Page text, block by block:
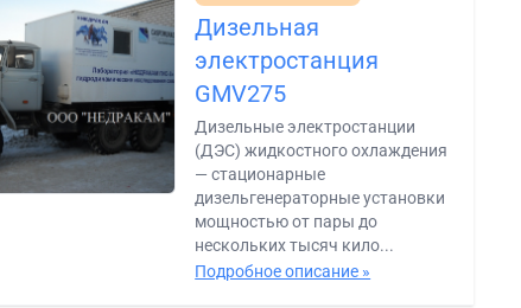
Дизельная
электростанция
GMV275
Дизельные электростанции
(ДЭС) жидкостного охлаждения
— стационарные
дизельгенераторные установки
мощностью от пары до
нескольких тысяч кило...
Подробное описание »